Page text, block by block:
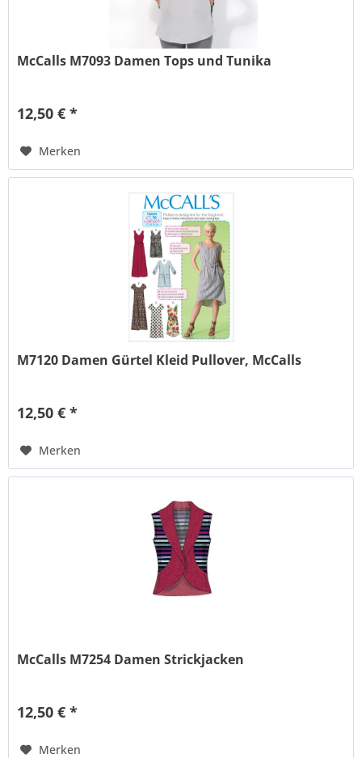
McCalls M7093 Damen Tops und Tunika
12,50 € *
Merken
M7120 Damen Gürtel Kleid Pullover, McCalls
12,50 € *
Merken
McCalls M7254 Damen Strickjacken
12,50 € *
Merken